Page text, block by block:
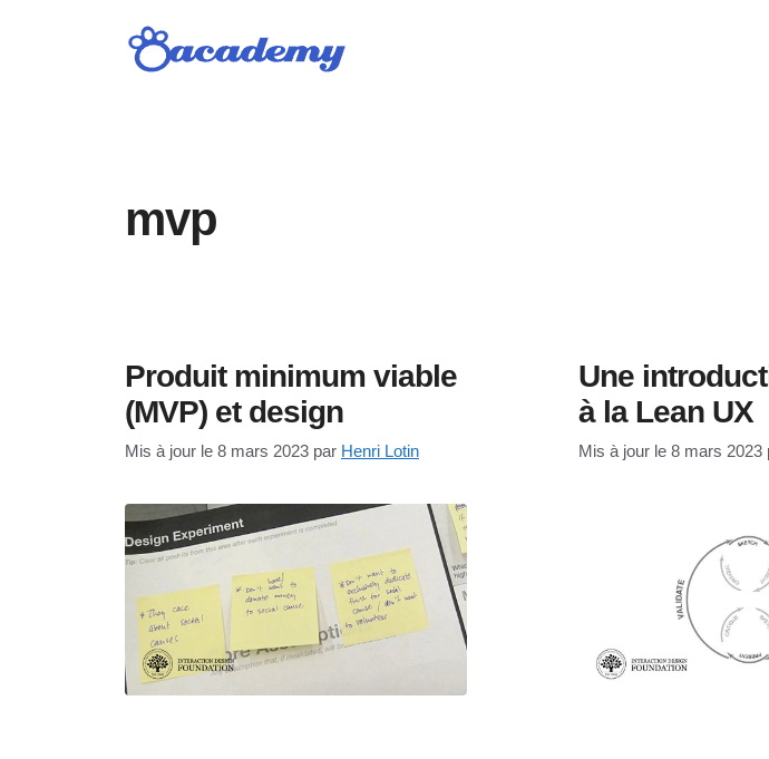
mvp
Produit minimum viable
(MVP) et design
Mis à jour le 8 mars 2023 par Henri Lotin
Une
à la Lean UX
Mis à jour le 8 mars 2023